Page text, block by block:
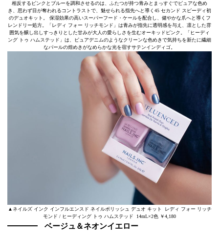
相反するピンクとブルーを調和させるのは、ふたつが持つ青みとまっすぐでピュアな色め
き、思わず目が奪われるコントラストで、魅せられる指先へと導く45 セカンド スピーディ初
のデュオキット。 保湿効果の高いスーパーフード・ケールを配合し、健やかな爪へと導くフ
レンドリー処方。「レディ フォー リッチモンド」は青みが指先に透明感を与え、凛とした雰
囲気を醸し出しすっきりとした甘みが大人の愛らしさを生むオーキッドピンク。「ヒーディ
ング トゥ ハムステッド」は、ピュアデニムのようなクリーンな色めきで気持ちを新たに繊細
なパールの煌めきがなめらかな光を宿すサテンインディゴ。
▲ネイルズ インク インフルエンスド ネイルポリッシュ デュオ キット レディ フォー リッチ
モンド / ヒーディング トゥ ハムステッド 14mL×2色 ￥4,180
ベージュ＆ネオンイエロー